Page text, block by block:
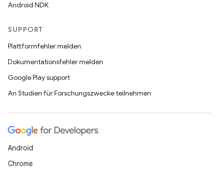
Android NDK
SUPPORT
Plattformfehler melden
Dokumentationsfehler melden
Google Play support
An Studien für Forschungszwecke teilnehmen
Android
Chrome